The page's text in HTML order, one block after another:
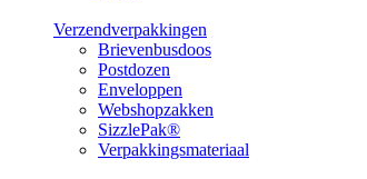
Verzendverpakkingen
Brievenbusdoos
Postdozen
Enveloppen
Webshopzakken
SizzlePak®
Verpakkingsmateriaal